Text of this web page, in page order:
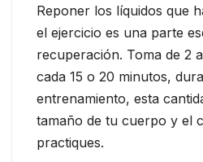
Reponer los líquidos que
el ejercicio es una parte
recuperación. Toma de 2
cada 15 o 20 minutos,
entrenamiento, esta
tamaño de tu cuerpo y el
practiques.